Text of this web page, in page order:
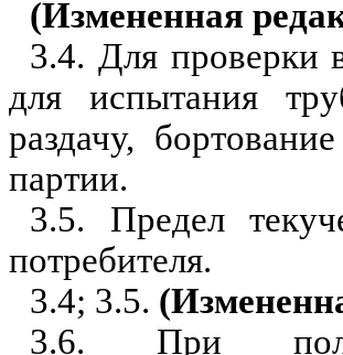
(Измененная
3.4. Для проверки
для испытания
раздачу, бортование
партии.
3.5. Предел
потребителя.
3.4; 3.5.
3.6. При